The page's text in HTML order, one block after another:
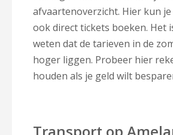
afvaartenoverzicht. Hier kun
ook direct tickets boeken. Het
weten dat de tarieven in de
hoger liggen. Probeer hier
houden als je geld wilt